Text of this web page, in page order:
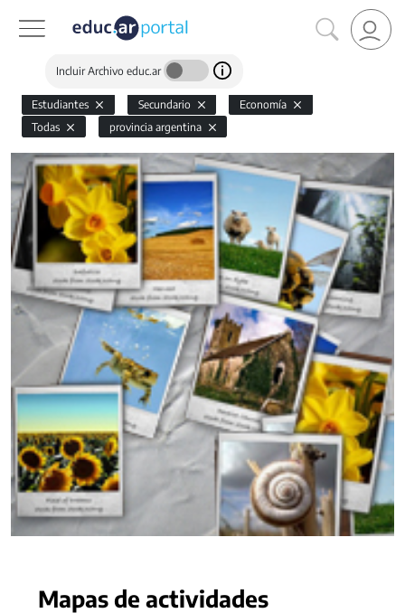
Incluir Archivo educ.ar
Estudiantes Secundario
Economía
Todas
provincia argentina
Mapas de actividades